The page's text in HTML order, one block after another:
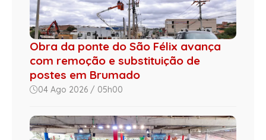
Obra da ponte do São Félix avança
com remoção e substituição de
postes em Brumado
04 Ago 2026 / 05h00